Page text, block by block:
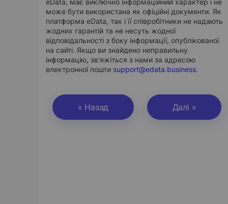
eData, має виключно інформаційний характер і не
може бути використана як офіційні документи. Як
платформа eData, так і її співробітники не надають
жодних гарантій та не несуть жодної
відповідальності з боку інформації, опублікованої
на сайті. Якщо ви знайдено неправильну
інформацію, зв'яжіться з нами за адресою
електронної пошти support@edata.business.
« Назад Далі »